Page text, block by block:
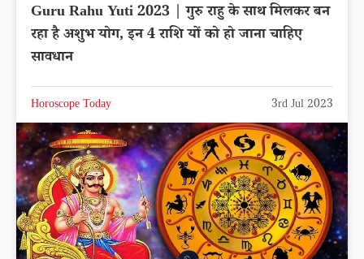
Guru Rahu Yuti 2023 | गुरु राहु के साथ मिलकर बन
रहा है अशुभ योग, इन 4 राशि यों को हो जाना चाहिए
सावधान
Horoscope Today 3rd Jul 2023